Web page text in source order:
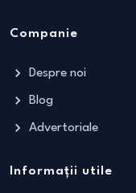
Companie
Despre noi
Blog
Advertoriale
Informații utile